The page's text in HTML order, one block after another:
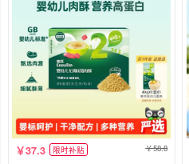
37.3 限时补贴 58.8